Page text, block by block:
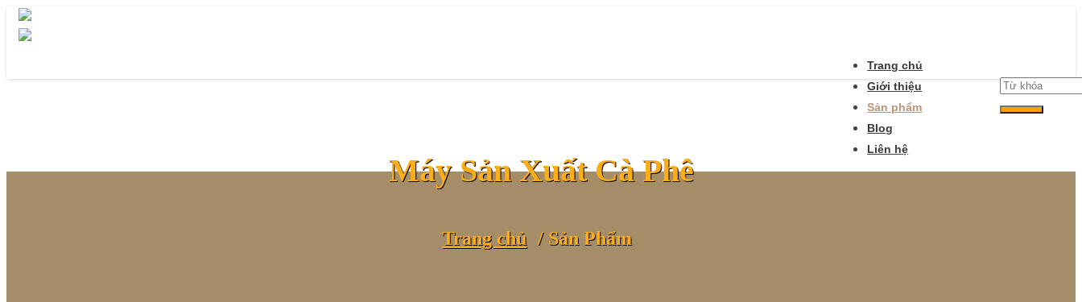
Trang chủ
Giới thiệu
Sản phẩm
Blog
Liên hệ
Máy Sản Xuất Cà Phê
Trang chủ Sản Phẩm